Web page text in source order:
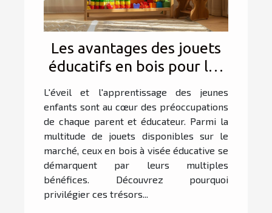
Les avantages des jouets
éducatifs en bois pour les
L'éveil et l'apprentissage des jeunes
enfants sont au cœur des préoccupations
de chaque parent et éducateur. Parmi la
multitude de jouets disponibles sur le
marché, ceux en bois à visée éducative se
démarquent par leurs multiples
bénéfices. Découvrez pourquoi
privilégier ces trésors...